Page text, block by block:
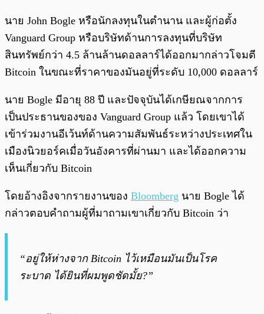
นาย John Bogle หรือนักลงทุนในตำนาน และผู้ก่อตั้ง
Vanguard Group หรือบริษัทด้านการลงทุนที่บริษัท
สินทรัพย์กว่า 4.5 ล้านล้านดอลลาร์ได้ออกมากล่าวโจมตี
Bitcoin ในขณะที่ราคาของมันอยู่ที่ระดับ 10,000 ดอลลาร์
นาย Bogle มีอายุ 88 ปี และปัจจุบันได้เกษียณจากการ
เป็นประธานของของ Vanguard Group แล้ว โดยเขาได้
เข้าร่วมงานอีเว้นท์ด้านความสัมพันธ์ระหว่างประเทศใน
เมืองนิวยอร์คเมื่อวันอังคารที่ผ่านมา และได้ออกความ
เห็นเกี่ยวกับ Bitcoin
โดยอ้างอิงจากรายงานของ Bloomberg นาย Bogle ได้
กล่าวตอบคำถามผู้ที่มาถามเขาเกี่ยวกับ Bitcoin ว่า
“อยู่ให้ห่างจาก Bitcoin ไว้เหมือนมันเป็นโรค
ระบาด ได้ยินที่ผมพูดชัดมั้ย?”